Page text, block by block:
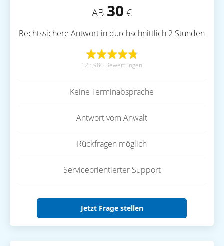
AB 30 €
Rechtssichere Antwort in durchschnittlich 2 Stunden
123.980 Bewertungen
Keine Terminabsprache
Antwort vom Anwalt
Rückfragen möglich
Serviceorientierter Support
Jetzt Frage stellen